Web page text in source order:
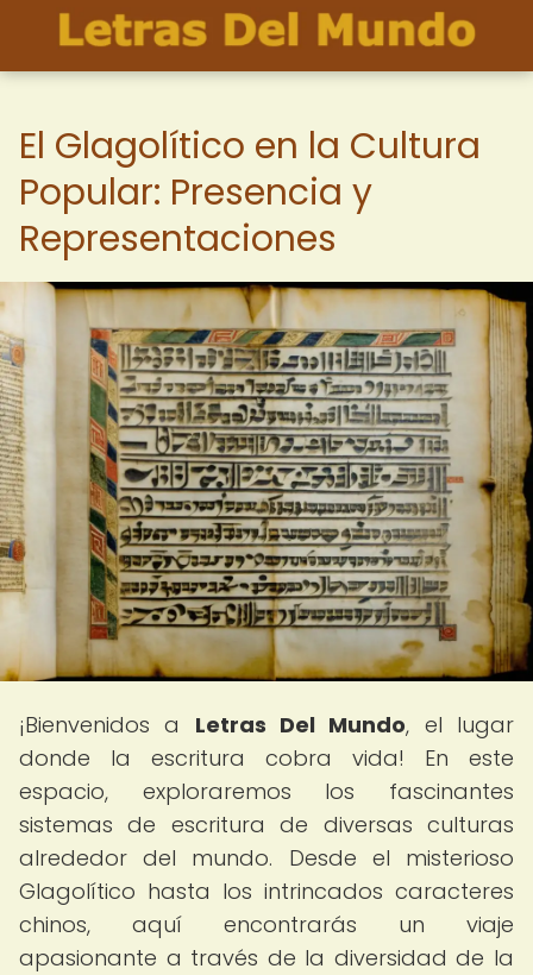
El Glagolítico en la Cultura
Popular: Presencia y
Representaciones
¡Bienvenidos a Letras Del Mundo, el lugar
donde la escritura cobra vida! En este
espacio, exploraremos los fascinantes
sistemas de escritura de diversas culturas
alrededor del mundo. Desde el misterioso
Glagolítico hasta los intrincados caracteres
chinos, aquí encontrarás un viaje
apasionante a través de la diversidad de la